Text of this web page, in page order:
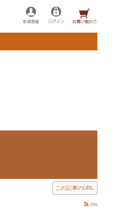
この記事のURL
rss